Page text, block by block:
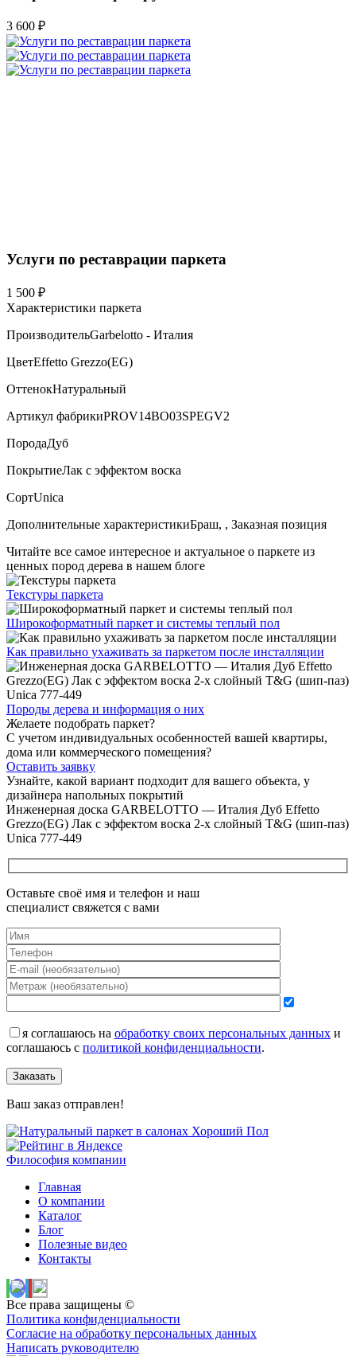
3 600 ₽
Услуги по реставрации паркета
1 500 ₽
Характеристики паркета
ПроизводительGarbelotto - Италия
ЦветEffetto Grezzo(EG)
ОттенокНатуральный
Артикул фабрикиPROV14BO03SPEGV2
ПородаДуб
ПокрытиеЛак с эффектом воска
СортUnica
Дополнительные характеристикиБраш, , Заказная позиция
Читайте все самое интересное и актуальное о паркете из
ценных пород дерева в нашем блоге
Текстуры паркета
Широкоформатный паркет и системы теплый пол
Как правильно ухаживать за паркетом после инсталляции
Породы дерева и информация о них
Желаете подобрать паркет?
С учетом индивидуальных особенностей вашей квартиры,
дома или коммерческого помещения?
Оставить заявку
Узнайте, какой вариант подходит для вашего объекта, у
дизайнера напольных покрытий
Инженерная доска GARBELOTTO — Италия Дуб Effetto
Grezzo(EG) Лак с эффектом воска 2-х слойный T&G (шип-паз)
Unica 777-449
Оставьте своё имя и телефон и наш
специалист свяжется с вами
я соглашаюсь на обработку своих персональных данных и
соглашаюсь с политикой конфиденциальности.
Заказать
Ваш заказ отправлен!
Философия компании
Главная
О компании
Каталог
Блог
Полезные видео
Контакты
Все права защищены ©
Политика конфиденциальности
Согласие на обработку персональных данных
Написать руководителю